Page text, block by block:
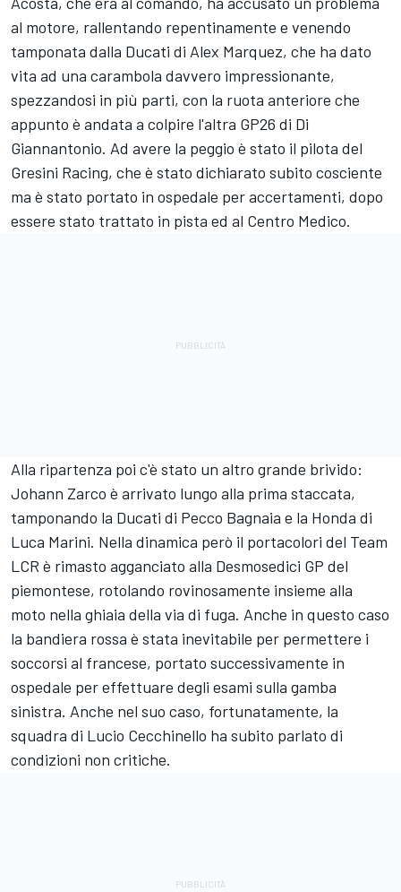
al motore, rallentando repentinamente e venendo
tamponata dalla Ducati di Alex Marquez, che ha dato
vita ad una carambola davvero impressionante,
spezzandosi in più parti, con la ruota anteriore che
appunto è andata a colpire l'altra GP26 di Di
Giannantonio. Ad avere la peggio è stato il pilota del
Gresini Racing, che è stato dichiarato subito cosciente
ma è stato portato in ospedale per accertamenti, dopo
essere stato trattato in pista ed al Centro Medico.
Alla ripartenza poi c'è stato un altro grande brivido:
Johann Zarco è arrivato lungo alla prima staccata,
tamponando la Ducati di Pecco Bagnaia e la Honda di
Luca Marini. Nella dinamica però il portacolori del Team
LCR è rimasto agganciato alla Desmosedici GP del
piemontese, rotolando rovinosamente insieme alla
moto nella ghiaia della via di fuga. Anche in questo caso
la bandiera rossa è stata inevitabile per permettere i
soccorsi al francese, portato successivamente in
ospedale per effettuare degli esami sulla gamba
sinistra. Anche nel suo caso, fortunatamente, la
squadra di Lucio Cecchinello ha subito parlato di
condizioni non critiche.